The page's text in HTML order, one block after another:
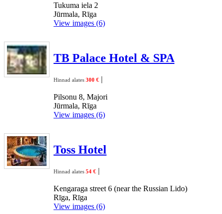
Tukuma iela 2
Jūrmala, Rīga
View images (6)
TB Palace Hotel & SPA
Hinnad alates 300 € |
Pilsonu 8, Majori
Jūrmala, Rīga
View images (6)
Toss Hotel
Hinnad alates 54 € |
Kengaraga street 6 (near the Russian Lido)
Rīga, Rīga
View images (6)